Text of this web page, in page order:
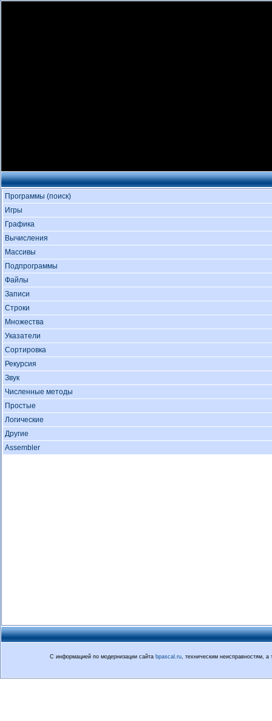
Программы (поиск)
Игры
Графика
Вычисления
Массивы
Подпрограммы
Файлы
Записи
Строки
Множества
Указатели
Сортировка
Рекурсия
Звук
Численные методы
Простые
Логические
Другие
Assembler
С информацией по модернизации сайта bpascal.ru, техническим неисправностям,